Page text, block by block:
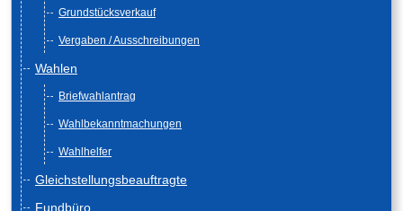
Grundstücksverkauf
Vergaben / Ausschreibungen
Wahlen
Briefwahlantrag
Wahlbekanntmachungen
Wahlhelfer
Gleichstellungsbeauftragte
Fundbüro